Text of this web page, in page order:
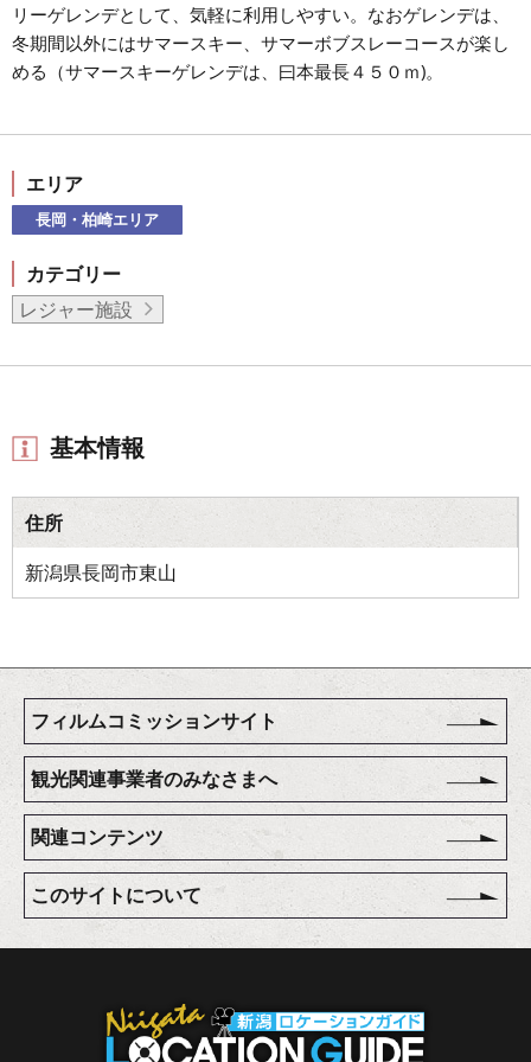
リーゲレンデとして、気軽に利用しやすい。なおゲレンデは、
冬期間以外にはサマースキー、サマーボブスレーコースが楽し
める（サマースキーゲレンデは、曰本最長４５０ｍ)。
エリア
長岡・柏崎エリア
カテゴリー
レジャー施設
基本情報
住所
新潟県長岡市東山
フィルムコミッションサイト
観光関連事業者のみなさまへ
関連コンテンツ
このサイトについて